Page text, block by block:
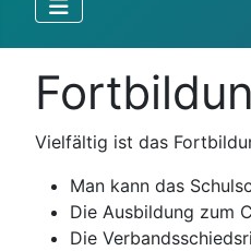
Vielfältig ist das
Man kann das
Die Ausbildung zum
Die